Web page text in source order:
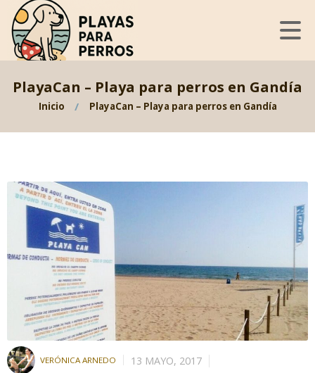
PlayaCan – Playa para perros en Gandía
Inicio PlayaCan – Playa para perros en Gandía
VERÓNICA ARNEDO 13 MAYO, 2017